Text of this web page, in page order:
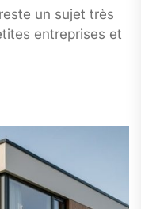
un sujet très
entreprises et